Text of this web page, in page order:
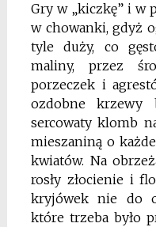
Gry w „kiczkę” i w
w chowanki, gdyż
tyle duży, co
maliny, przez
porzeczek i
ozdobne krzewy
sercowaty klomb
mieszaniną o
kwiatów. Na
rosły złocienie i
kryjówek nie do
które trzeba było